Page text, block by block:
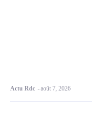
Actu Rdc -août 7, 2026